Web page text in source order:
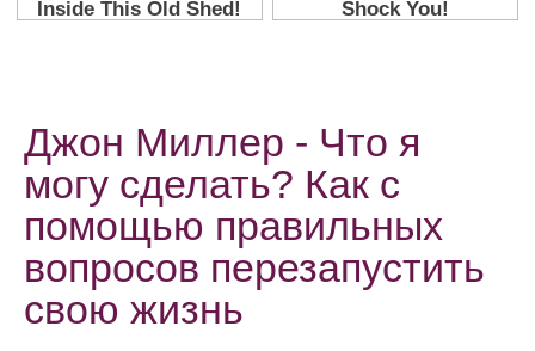
Джон Миллер - Что я
могу сделать? Как с
помощью правильных
вопросов перезапустить
свою жизнь